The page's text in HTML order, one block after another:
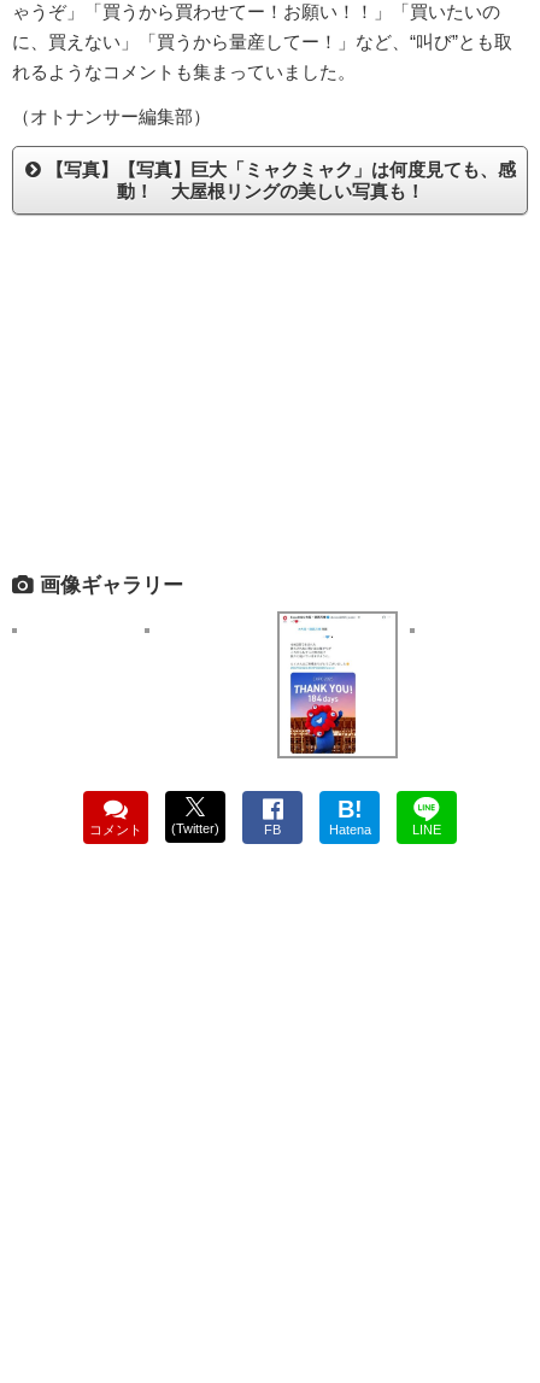
ゃうぞ」「買うから買わせてー！お願い！！」「買いたいの
に、買えない」「買うから量産してー！」など、“叫び”とも取
れるようなコメントも集まっていました。
（オトナンサー編集部）
【写真】【写真】巨大「ミャクミャク」は何度見ても、感
動！ 大屋根リングの美しい写真も！
画像ギャラリー
コメント (Twitter) FB
B!
Hatena LINE